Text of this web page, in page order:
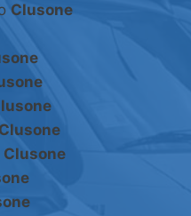
Clusone
Clusone
Clusone